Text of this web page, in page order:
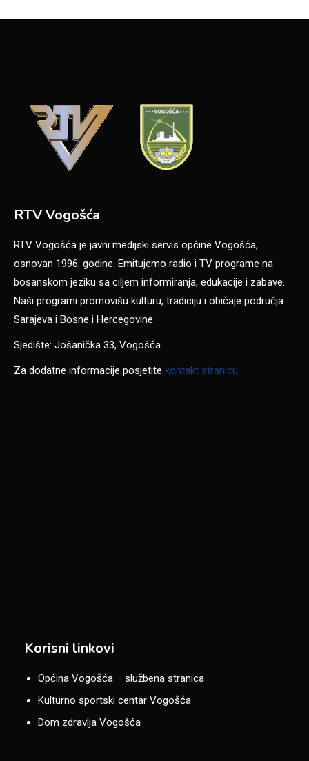
RTV Vogošća
RTV Vogošća je javni medijski servis općine Vogošća,
osnovan 1996. godine. Emitujemo radio i TV programe na
bosanskom jeziku sa ciljem informiranja, edukacije i zabave.
Naši programi promovišu kulturu, tradiciju i običaje područja
Sarajeva i Bosne i Hercegovine.
Sjedište: Jošanička 33, Vogošća
Za dodatne informacije posjetite kontakt stranicu.
Korisni linkovi
Općina Vogošća – službena stranica
Kulturno sportski centar Vogošća
Dom zdravlja Vogošća